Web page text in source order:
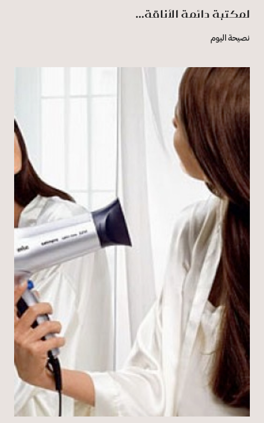
لمكتبة دائمة الأناقة...
نصيحة اليوم